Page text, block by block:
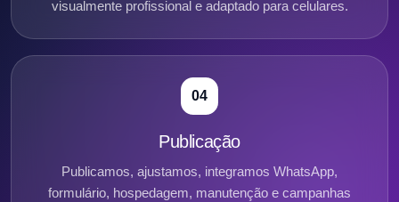
visualmente profissional e adaptado para celulares.
04
Publicação
Publicamos, ajustamos, integramos WhatsApp,
formulário, hospedagem, manutenção e campanhas